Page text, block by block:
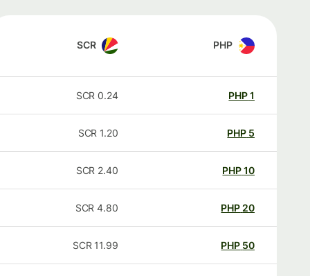
PHP
SCR
PHP
0.24
SCR
PHP
1.20
SCR
PHP
2.40
SCR
20
PHP
4.80
SCR
50
PHP
11.99
SCR